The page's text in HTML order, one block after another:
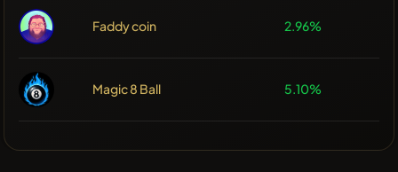
Faddy coin 2.96%
Magic 8 Ball 5.10%